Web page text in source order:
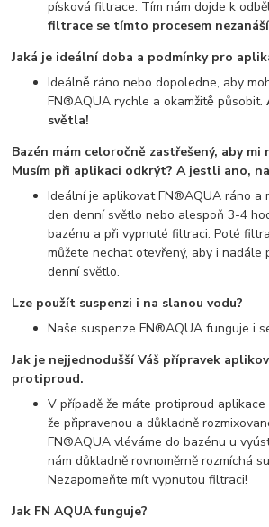
písková filtrace. Tím nám dojde k
filtrace se tímto procesem
Jaká je ideální doba a podmínky pro
Ideálně̌ ráno nebo dopoledne, aby
FN®AQUA rychle a okamžitě̌ působit.
světla!
Bazén mám celoročně zastřešený, aby
Musím při aplikaci odkrýt? A jestli ano,
Ideální je aplikovat FN®AQUA ráno a
den denní světlo nebo alespoň 3-4
bazénu a při vypnuté filtraci. Poté
můžete nechat otevřený, aby i nadále
denní světlo.
Lze použít suspenzi i na slanou vodu?
Naše suspenze FN®AQUA funguje i
Jak je nejjednodušší Váš přípravek
protiproud.
V případě že máte protiproud
že připravenou a důkladně
FN®AQUA vléváme do bazénu u
nám důkladně rovnoměrně rozmíchá
Nezapomeňte mít vypnutou filtraci!
Jak FN AQUA funguje?